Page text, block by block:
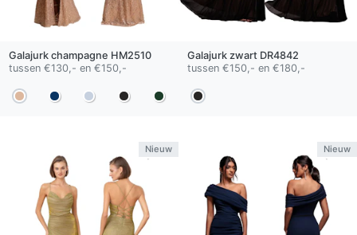
Galajurk champagne HM2510
tussen €130,- en €150,-
Galajurk zwartDR4842
tussen €150,- en €180,-
Nieuw Nieuw